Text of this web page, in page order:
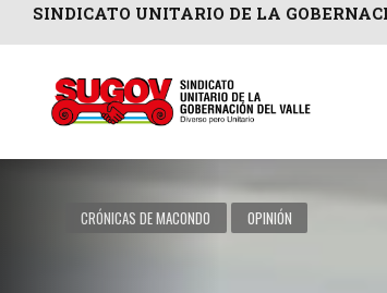
SINDICATO UNITARIO DE LA
CRÓNICAS DE MACONDO OPINIÓN